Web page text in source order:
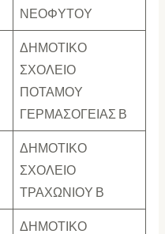
ΝΕΟΦΥΤΟΥ
ΔΗΜΟΤΙΚΟ
ΣΧΟΛΕΙΟ
ΠΟΤΑΜΟΥ
ΓΕΡΜΑΣΟΓΕΙΑΣ Β
ΔΗΜΟΤΙΚΟ
ΣΧΟΛΕΙΟ
ΤΡΑΧΩΝΙΟΥ Β
ΔΗΜΟΤΙΚΟ